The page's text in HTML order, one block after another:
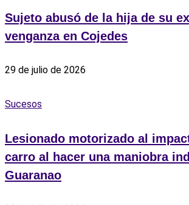
Sujeto abusó de la hija de su
venganza en Cojedes
29 de julio de 2026
Sucesos
Lesionado motorizado al
carro al hacer una maniobra
Guaranao